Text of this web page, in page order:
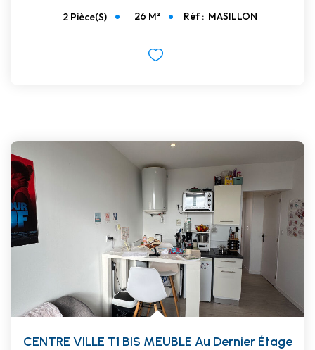
2 Pièce(s) 26 M² Réf : MASILLON
CENTRE VILLE T1 BIS MEUBLE Au Dernier Étage